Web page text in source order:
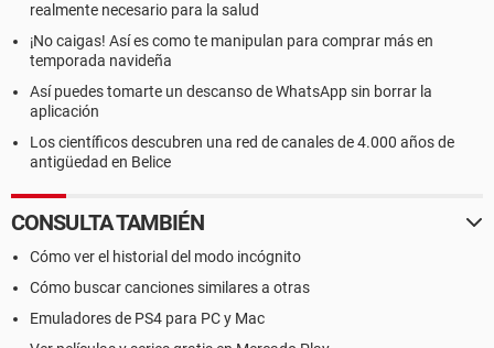
realmente necesario para la salud
¡No caigas! Así es como te manipulan para comprar más en
temporada navideña
Así puedes tomarte un descanso de WhatsApp sin borrar la
aplicación
Los científicos descubren una red de canales de 4.000 años de
antigüedad en Belice
CONSULTA TAMBIÉN
Cómo ver el historial del modo incógnito
Cómo buscar canciones similares a otras
Emuladores de PS4 para PC y Mac